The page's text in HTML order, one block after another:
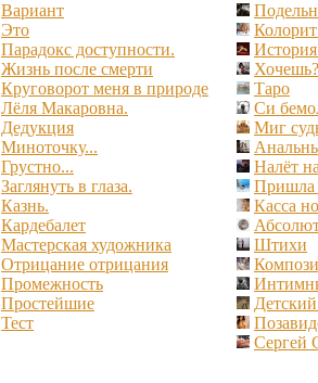
Вариант
Это
Парадокс доступности.
Жизнь после смерти
Круговорот меня в природе
Лёля Макаровна.
Дедукция
Миноточку...
Грустно...
Заглянуть в глаза.
Казнь.
Кардебалет
Мастерская художника
Отрицание отрицания
Промежность
Простейшие
Тест
Хочешь?
Таро
Си
Миг
Налёт
Пришла
Касса
Штихи
Сергей